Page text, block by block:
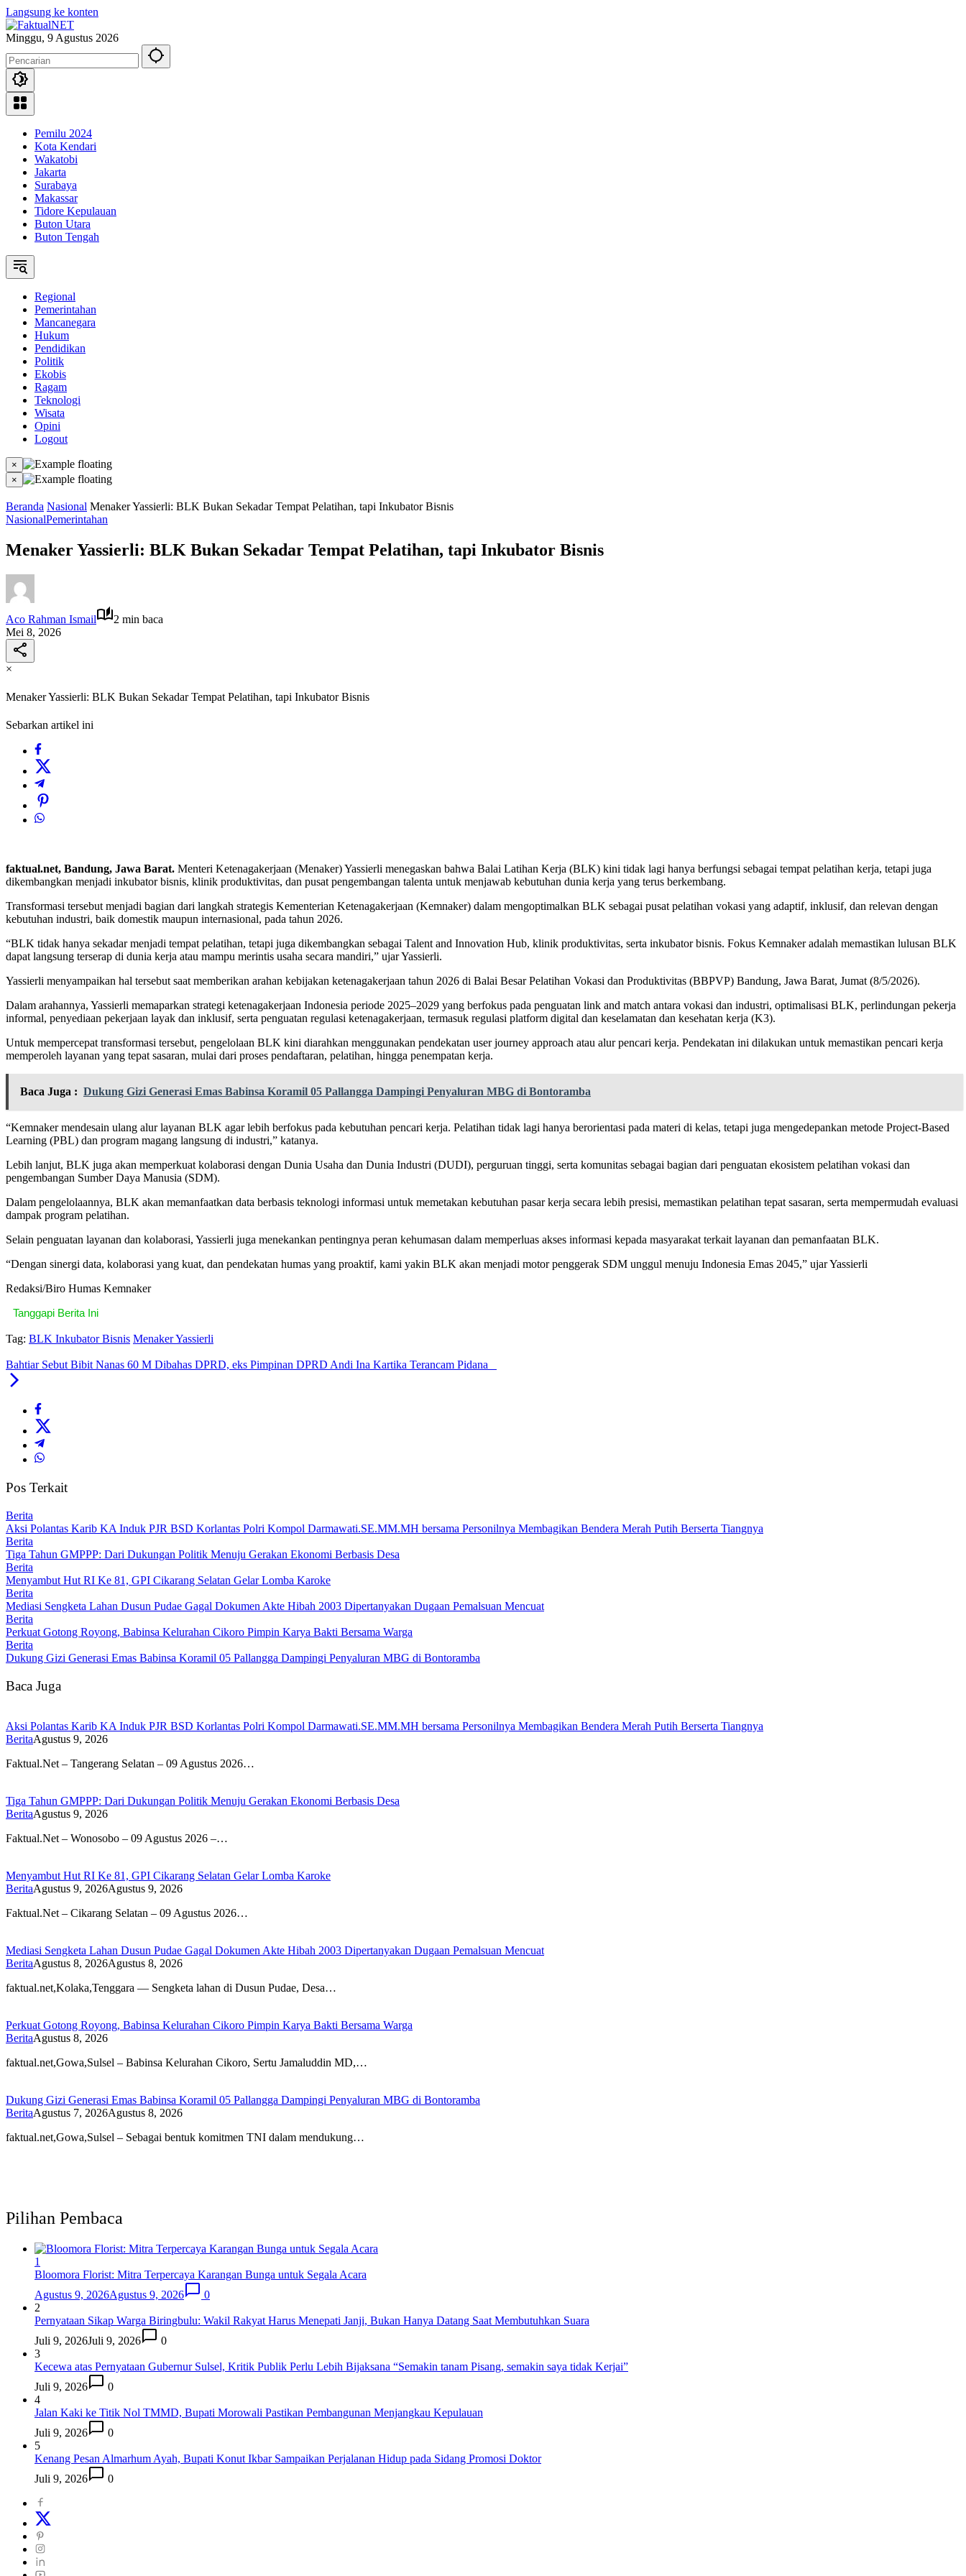
Langsung ke konten
Minggu, 9 Agustus 2026
Pemilu 2024
Kota Kendari
Wakatobi
Jakarta
Surabaya
Makassar
Tidore Kepulauan
Buton Utara
Buton Tengah
Regional
Pemerintahan
Mancanegara
Hukum
Pendidikan
Politik
Ekobis
Ragam
Teknologi
Wisata
Opini
Logout
×
×
Beranda Nasional Menaker Yassierli: BLK Bukan Sekadar Tempat Pelatihan, tapi Inkubator Bisnis
NasionalPemerintahan
Menaker Yassierli: BLK Bukan Sekadar Tempat Pelatihan, tapi Inkubator Bisnis
Aco Rahman Ismail
2 min baca
Mei 8, 2026
×
Menaker Yassierli: BLK Bukan Sekadar Tempat Pelatihan, tapi Inkubator Bisnis
Sebarkan artikel ini
faktual.net, Bandung, Jawa Barat. Menteri Ketenagakerjaan (Menaker) Yassierli menegaskan bahwa Balai Latihan Kerja (BLK) kini tidak lagi hanya berfungsi sebagai tempat pelatihan kerja, tetapi juga
dikembangkan menjadi inkubator bisnis, klinik produktivitas, dan pusat pengembangan talenta untuk menjawab kebutuhan dunia kerja yang terus berkembang.
Transformasi tersebut menjadi bagian dari langkah strategis Kementerian Ketenagakerjaan (Kemnaker) dalam mengoptimalkan BLK sebagai pusat pelatihan vokasi yang adaptif, inklusif, dan relevan dengan
kebutuhan industri, baik domestik maupun internasional, pada tahun 2026.
“BLK tidak hanya sekadar menjadi tempat pelatihan, tetapi juga dikembangkan sebagai Talent and Innovation Hub, klinik produktivitas, serta inkubator bisnis. Fokus Kemnaker adalah memastikan lulusan BLK
dapat langsung terserap di dunia kerja atau mampu merintis usaha secara mandiri,” ujar Yassierli.
Yassierli menyampaikan hal tersebut saat memberikan arahan kebijakan ketenagakerjaan tahun 2026 di Balai Besar Pelatihan Vokasi dan Produktivitas (BBPVP) Bandung, Jawa Barat, Jumat (8/5/2026).
Dalam arahannya, Yassierli memaparkan strategi ketenagakerjaan Indonesia periode 2025–2029 yang berfokus pada penguatan link and match antara vokasi dan industri, optimalisasi BLK, perlindungan pekerja
informal, penyediaan pekerjaan layak dan inklusif, serta penguatan regulasi ketenagakerjaan, termasuk regulasi platform digital dan keselamatan dan kesehatan kerja (K3).
Untuk mempercepat transformasi tersebut, pengelolaan BLK kini diarahkan menggunakan pendekatan user journey approach atau alur pencari kerja. Pendekatan ini dilakukan untuk memastikan pencari kerja
memperoleh layanan yang tepat sasaran, mulai dari proses pendaftaran, pelatihan, hingga penempatan kerja.
Baca Juga : Dukung Gizi Generasi Emas Babinsa Koramil 05 Pallangga Dampingi Penyaluran MBG di Bontoramba
“Kemnaker mendesain ulang alur layanan BLK agar lebih berfokus pada kebutuhan pencari kerja. Pelatihan tidak lagi hanya berorientasi pada materi di kelas, tetapi juga mengedepankan metode Project-Based
Learning (PBL) dan program magang langsung di industri,” katanya.
Lebih lanjut, BLK juga akan memperkuat kolaborasi dengan Dunia Usaha dan Dunia Industri (DUDI), perguruan tinggi, serta komunitas sebagai bagian dari penguatan ekosistem pelatihan vokasi dan
pengembangan Sumber Daya Manusia (SDM).
Dalam pengelolaannya, BLK akan memanfaatkan data berbasis teknologi informasi untuk memetakan kebutuhan pasar kerja secara lebih presisi, memastikan pelatihan tepat sasaran, serta mempermudah evaluasi
dampak program pelatihan.
Selain penguatan layanan dan kolaborasi, Yassierli juga menekankan pentingnya peran kehumasan dalam memperluas akses informasi kepada masyarakat terkait layanan dan pemanfaatan BLK.
“Dengan sinergi data, kolaborasi yang kuat, dan pendekatan humas yang proaktif, kami yakin BLK akan menjadi motor penggerak SDM unggul menuju Indonesia Emas 2045,” ujar Yassierli
Redaksi/Biro Humas Kemnaker
Tanggapi Berita Ini
Tag: BLK Inkubator Bisnis Menaker Yassierli
Bahtiar Sebut Bibit Nanas 60 M Dibahas DPRD, eks Pimpinan DPRD Andi Ina Kartika Terancam Pidana ‎ ‎ ‎
Pos Terkait
Berita
Aksi Polantas Karib KA Induk PJR BSD Korlantas Polri Kompol Darmawati.SE.MM.MH bersama Personilnya Membagikan Bendera Merah Putih Berserta Tiangnya
Berita
Tiga Tahun GMPPP: Dari Dukungan Politik Menuju Gerakan Ekonomi Berbasis Desa
Berita
Menyambut Hut RI Ke 81, GPI Cikarang Selatan Gelar Lomba Karoke
Berita
Mediasi Sengketa Lahan Dusun Pudae Gagal Dokumen Akte Hibah 2003 Dipertanyakan Dugaan Pemalsuan Mencuat
Berita
Perkuat Gotong Royong, Babinsa Kelurahan Cikoro Pimpin Karya Bakti Bersama Warga
Berita
Dukung Gizi Generasi Emas Babinsa Koramil 05 Pallangga Dampingi Penyaluran MBG di Bontoramba
Baca Juga
Aksi Polantas Karib KA Induk PJR BSD Korlantas Polri Kompol Darmawati.SE.MM.MH bersama Personilnya Membagikan Bendera Merah Putih Berserta Tiangnya
BeritaAgustus 9, 2026
Faktual.Net – Tangerang Selatan – 09 Agustus 2026…
Tiga Tahun GMPPP: Dari Dukungan Politik Menuju Gerakan Ekonomi Berbasis Desa
BeritaAgustus 9, 2026
Faktual.Net – Wonosobo – 09 Agustus 2026 –…
Menyambut Hut RI Ke 81, GPI Cikarang Selatan Gelar Lomba Karoke
BeritaAgustus 9, 2026Agustus 9, 2026
Faktual.Net – Cikarang Selatan – 09 Agustus 2026…
Mediasi Sengketa Lahan Dusun Pudae Gagal Dokumen Akte Hibah 2003 Dipertanyakan Dugaan Pemalsuan Mencuat
BeritaAgustus 8, 2026Agustus 8, 2026
faktual.net,Kolaka,Tenggara — Sengketa lahan di Dusun Pudae, Desa…
Perkuat Gotong Royong, Babinsa Kelurahan Cikoro Pimpin Karya Bakti Bersama Warga
BeritaAgustus 8, 2026
faktual.net,Gowa,Sulsel – Babinsa Kelurahan Cikoro, Sertu Jamaluddin MD,…
Dukung Gizi Generasi Emas Babinsa Koramil 05 Pallangga Dampingi Penyaluran MBG di Bontoramba
BeritaAgustus 7, 2026Agustus 8, 2026
faktual.net,Gowa,Sulsel – Sebagai bentuk komitmen TNI dalam mendukung…
Pilihan Pembaca
1
Bloomora Florist: Mitra Terpercaya Karangan Bunga untuk Segala Acara
Agustus 9, 2026Agustus 9, 2026
0
2
Pernyataan Sikap Warga Biringbulu: Wakil Rakyat Harus Menepati Janji, Bukan Hanya Datang Saat Membutuhkan Suara
Juli 9, 2026Juli 9, 2026
0
3
Kecewa atas Pernyataan Gubernur Sulsel, Kritik Publik Perlu Lebih Bijaksana “Semakin tanam Pisang, semakin saya tidak Kerjai”
Juli 9, 2026
0
4
Jalan Kaki ke Titik Nol TMMD, Bupati Morowali Pastikan Pembangunan Menjangkau Kepulauan
Juli 9, 2026
0
5
Kenang Pesan Almarhum Ayah, Bupati Konut Ikbar Sampaikan Perjalanan Hidup pada Sidang Promosi Doktor
Juli 9, 2026
0